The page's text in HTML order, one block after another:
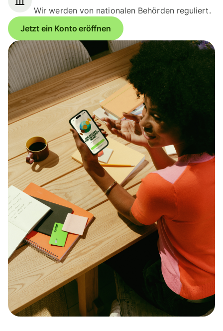
Wir werden von nationalen Behörden reguliert.
Jetzt ein Konto eröffnen